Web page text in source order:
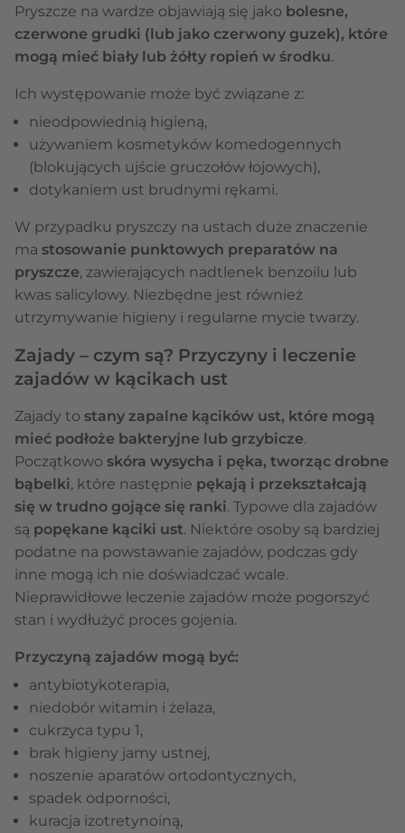
Pryszcze na wardze objawiają się jako bolesne,
czerwone grudki (lub jako czerwony guzek), które
mogą mieć biały lub żółty ropień w środku.
Ich występowanie może być związane z:
nieodpowiednią higieną,
używaniem kosmetyków komedogennych
(blokujących ujście gruczołów łojowych),
dotykaniem ust brudnymi rękami.
W przypadku pryszczy na ustach duże znaczenie
ma stosowanie punktowych preparatów na
pryszcze, zawierających nadtlenek benzoilu lub
kwas salicylowy. Niezbędne jest również
utrzymywanie higieny i regularne mycie twarzy.
Zajady – czym są? Przyczyny i leczenie
zajadów w kącikach ust
Zajady to stany zapalne kącików ust, które mogą
mieć podłoże bakteryjne lub grzybicze.
Początkowo skóra wysycha i pęka, tworząc drobne
bąbelki, które następnie pękają i przekształcają
się w trudno gojące się ranki. Typowe dla zajadów
są popękane kąciki ust. Niektóre osoby są bardziej
podatne na powstawanie zajadów, podczas gdy
inne mogą ich nie doświadczać wcale.
Nieprawidłowe leczenie zajadów może pogorszyć
stan i wydłużyć proces gojenia.
Przyczyną zajadów mogą być:
antybiotykoterapia,
niedobór witamin i żelaza,
cukrzyca typu 1,
brak higieny jamy ustnej,
noszenie aparatów ortodontycznych,
spadek odporności,
kuracja izotretynoiną,